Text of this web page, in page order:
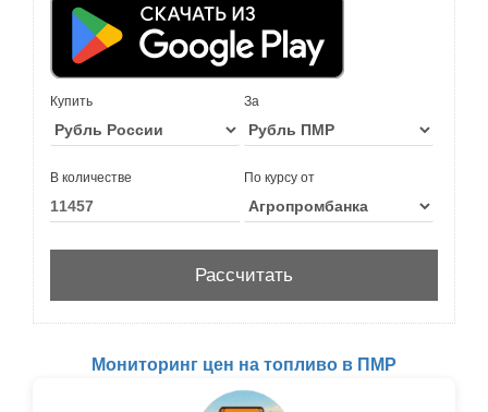
Купить За
В количестве По курсу от
Мониторинг цен на топливо в ПМР